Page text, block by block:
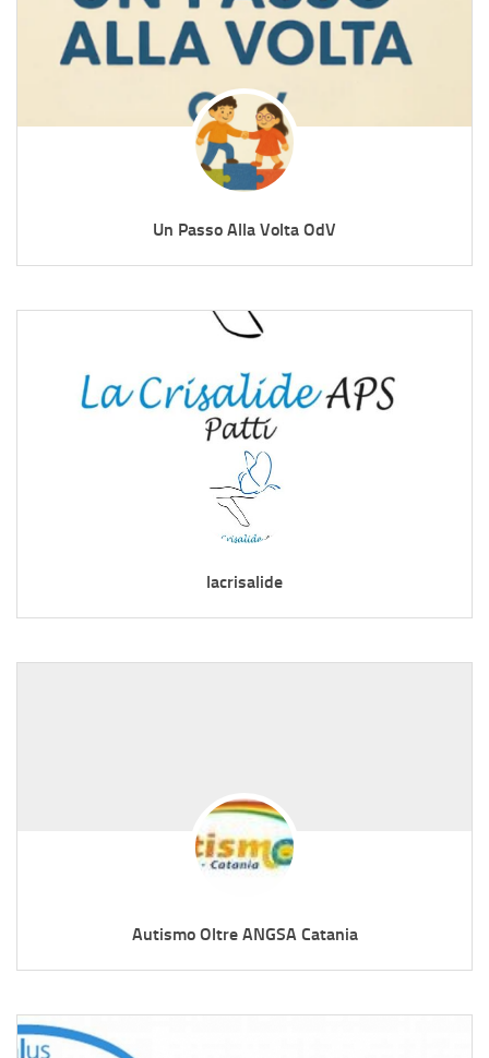
Un Passo Alla Volta OdV
lacrisalide
Autismo Oltre ANGSA Catania